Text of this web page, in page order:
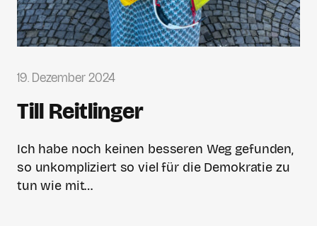
19. Dezember 2024
Till Reitlinger
Ich habe noch keinen besseren Weg gefunden,
so unkompliziert so viel für die Demokratie zu
tun wie mit…